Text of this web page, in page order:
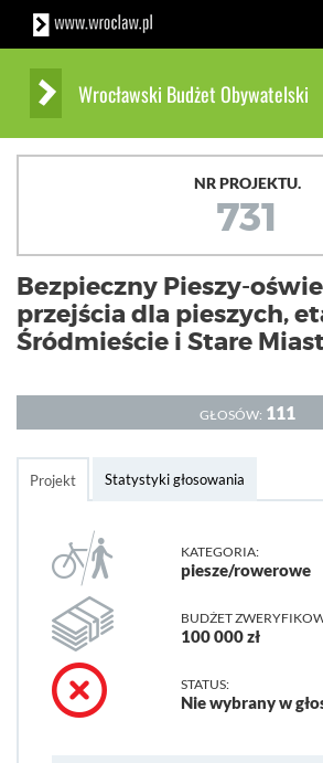
Wrocławski Budżet Obywatelski
NR PROJEKTU.
731
Bezpieczny Pieszy-
przejścia dla pieszych,
Śródmieście i Stare
GŁOSÓW: 111
Projekt Statystyki głosowania
KATEGORIA:
piesze/rowerowe
BUDŻET
100 000 zł
STATUS:
Nie wybrany w